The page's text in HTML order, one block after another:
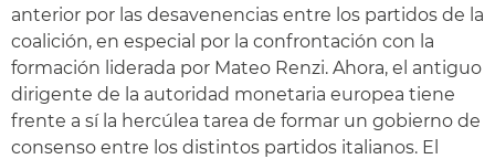
anterior por las desavenencias entre los partidos de la
coalición, en especial por la confrontación con la
formación liderada por Mateo Renzi. Ahora, el antiguo
dirigente de la autoridad monetaria europea tiene
frente a sí la hercúlea tarea de formar un gobierno de
consenso entre los distintos partidos italianos. El